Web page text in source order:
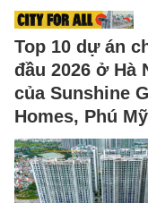
Top 10 dự án
đầu 2026 ở Hà
của Sunshine
Homes, Phú